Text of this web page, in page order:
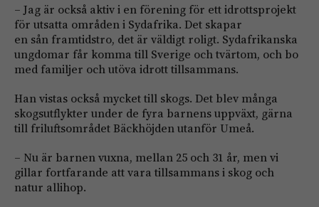
– Jag är också aktiv i en förening för ett idrottsprojekt
för utsatta områden i Sydafrika. Det skapar
en sån framtidstro, det är väldigt roligt. Sydafrikanska
ungdomar får komma till Sverige och tvärtom, och bo
med familjer och utöva idrott tillsammans.
Han vistas också mycket till skogs. Det blev många
skogsutflykter under de fyra barnens uppväxt, gärna
till friluftsområdet Bäckhöjden utanför Umeå.
– Nu är barnen vuxna, mellan 25 och 31 år, men vi
gillar fortfarande att vara tillsammans i skog och
natur allihop.